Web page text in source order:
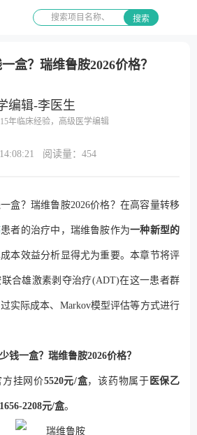
搜索
盒？瑞维鲁胺2026价格？
编辑-李医生
年临床经验，高级医学编辑
阅读量： 454
盒？瑞维鲁胺2026价格？在高容量转移
患者的治疗中，瑞维鲁胺作为一种新型的
成本效益分析显得尤为重要。本章节将评
合雄激素剥夺治疗(ADT)在这一患者群
实际成本、Markov模型评估等方式进行
钱一盒？瑞维鲁胺2026价格？
方挂网价5520元/盒，该药物属于 医保乙
2208元/盒。